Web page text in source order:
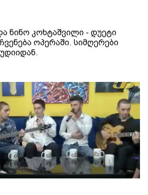
ნინო კოხტაშვილი - დუეტი
ოპერაში. სიმღერები